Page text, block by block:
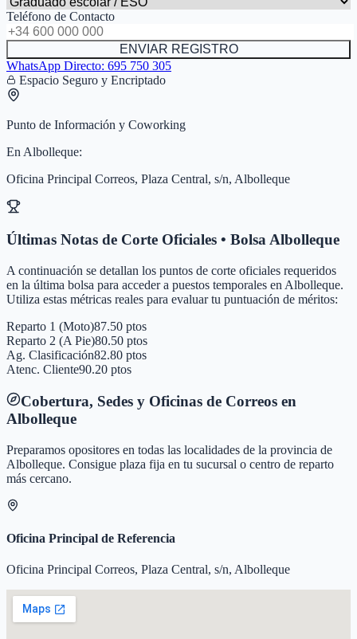
Teléfono de Contacto
ENVIAR REGISTRO
WhatsApp Directo: 695 750 305
Espacio Seguro y Encriptado
Punto de Información y Coworking
En Albolleque:
Oficina Principal Correos, Plaza Central, s/n, Albolleque
Últimas Notas de Corte Oficiales • BolsaAlbolleque
A continuación se detallan los puntos de corte oficiales requeridos
en la última bolsa para acceder a puestos temporales en Albolleque.
Utiliza estas métricas reales para evaluar tu puntuación de méritos:
Reparto 1 (Moto)87.50 ptos
Reparto 2 (A Pie)80.50 ptos
Ag. Clasificación82.80 ptos
Atenc. Cliente90.20 ptos
Cobertura, Sedes y Oficinas de Correos en
Albolleque
Preparamos opositores en todas las localidades de la provincia de
Albolleque. Consigue plaza fija en tu sucursal o centro de reparto
más cercano.
Oficina Principal de Referencia
Oficina Principal Correos, Plaza Central, s/n, Albolleque